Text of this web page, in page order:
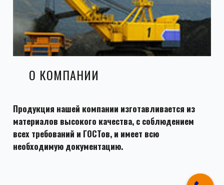
О КОМПАНИИ
Продукция нашей компании изготавливается из
материалов высокого качества, с соблюдением
всех требований и ГОСТов, и имеет всю
необходимую документацию.